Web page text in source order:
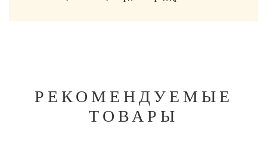
РЕКОМЕНДУЕМЫЕ
ТОВАРЫ